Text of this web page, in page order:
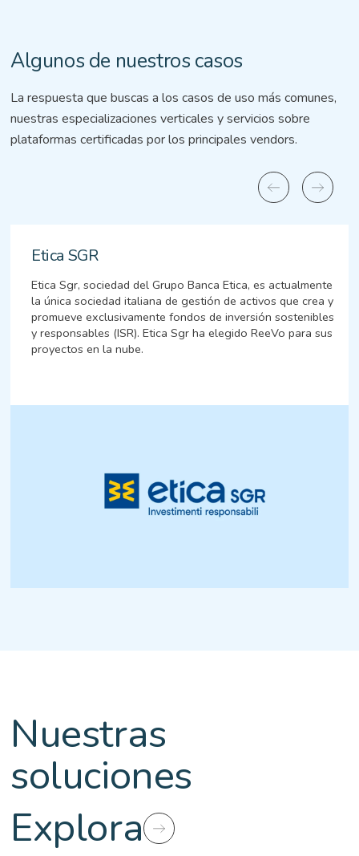
Algunos de nuestros casos
La respuesta que buscas a los casos de uso más comunes,
nuestras especializaciones verticales y servicios sobre
plataformas certificadas por los principales vendors.
Etica SGR
Etica Sgr, sociedad del Grupo Banca Etica, es actualmente
la única sociedad italiana de gestión de activos que crea y
promueve exclusivamente fondos de inversión sostenibles
y responsables (ISR). Etica Sgr ha elegido ReeVo para sus
proyectos en la nube.
Nuestras
soluciones
Explora